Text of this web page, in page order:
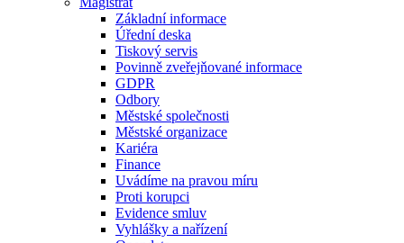
Základní informace
Úřední deska
Tiskový servis
Povinně zveřejňované informace
GDPR
Odbory
Městské společnosti
Městské organizace
Kariéra
Finance
Uvádíme na pravou míru
Proti korupci
Evidence smluv
Vyhlášky a nařízení